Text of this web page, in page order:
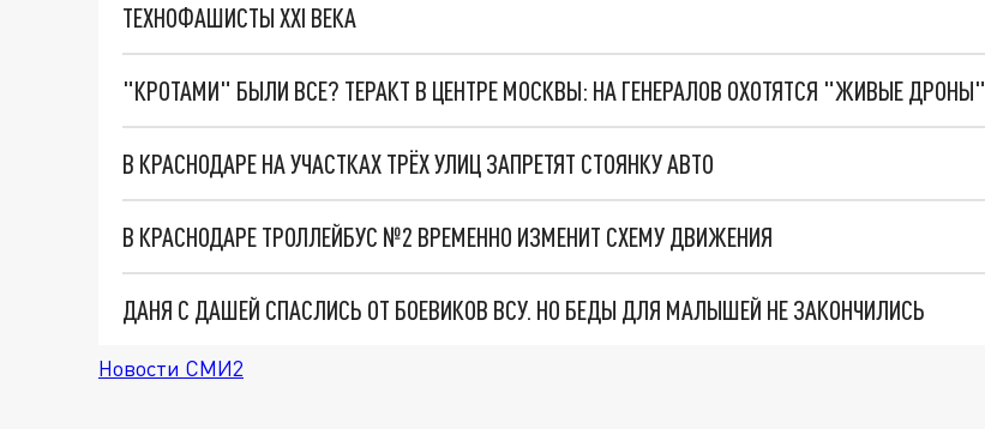
ТЕХНОФАШИСТЫ XXI ВЕКА
"КРОТАМИ" БЫЛИ ВСЕ? ТЕРАКТ В ЦЕНТРЕ МОСКВЫ: НА ГЕНЕРАЛОВ ОХОТЯТСЯ "ЖИВЫЕ ДРОНЫ"
В КРАСНОДАРЕ НА УЧАСТКАХ ТРЁХ УЛИЦ ЗАПРЕТЯТ СТОЯНКУ АВТО
В КРАСНОДАРЕ ТРОЛЛЕЙБУС №2 ВРЕМЕННО ИЗМЕНИТ СХЕМУ ДВИЖЕНИЯ
ДАНЯ С ДАШЕЙ СПАСЛИСЬ ОТ БОЕВИКОВ ВСУ. НО БЕДЫ ДЛЯ МАЛЫШЕЙ НЕ ЗАКОНЧИЛИСЬ
Новости СМИ2